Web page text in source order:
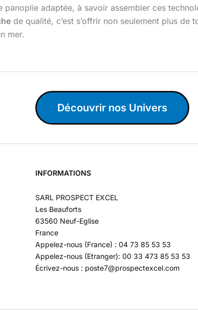
panoplie adaptée, à savoir assembler ces
de qualité, c’est s’offrir non seulement plus
mer.
Découvrir nos Univers
INFORMATIONS
SARL PROSPECT EXCEL
Les Beauforts
63560 Neuf-Eglise
France
Appelez-nous (France) : 04 73 85 53 53
Appelez-nous (Etranger): 00 33 473 85 53 53
Écrivez-nous : poste7@prospectexcel.com